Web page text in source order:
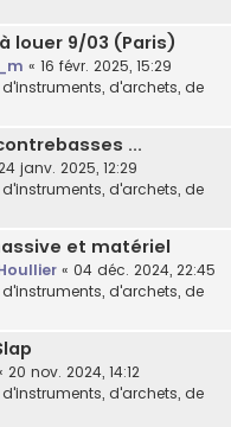
louer 9/03 (Paris)
« 16 févr. 2025, 15:29
d'archets, de
...
janv. 2025, 12:29
d'archets, de
et matériel
« 04 déc. 2024, 22:45
d'archets, de
20 nov. 2024, 14:12
d'archets, de